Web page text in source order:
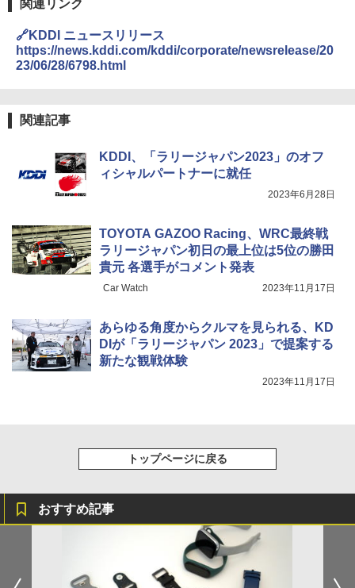
関連リンク
🔗KDDI ニュースリリース
https://news.kddi.com/kddi/corporate/newsrelease/20
23/06/28/6798.html
関連記事
KDDI、「ラリージャパン2023」のオフ
ィシャルパートナーに就任
2023年6月28日
TOYOTA GAZOO Racing、WRC最終戦
ラリージャパン初日の最上位は5位の勝田
貴元 各選手がコメント発表
Car Watch 2023年11月17日
あらゆる角度からクルマを見られる、KD
DIが「ラリージャパン 2023」で提案する
新たな観戦体験
2023年11月17日
トップページに戻る
おすすめ記事